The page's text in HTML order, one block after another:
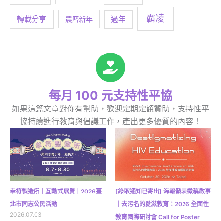
轉載分享 農曆新年 過年 霸凌
每月 100 元支持性平協
如果這篇文章對你有幫助，歡迎定期定額贊助，支持性平
協持續進行教育與倡議工作，產出更多優質的內容！
幸符製造所｜互動式展覽｜2026臺
北市同志公民活動
2026.07.03
[錄取通知已寄出] 海報發表徵稿啟事
｜去污名的愛滋教育：2026 全面性
教育國際研討會 Call for Poster